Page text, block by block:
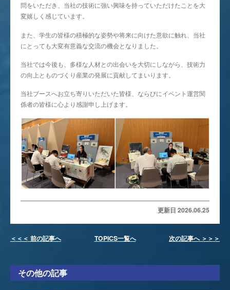
問をいただき、当社の技術に強い興味を持っていただけたことを大
変嬉しく感じています。
また、学生の皆様の積極的な姿勢や将来に向けた意欲に触れ、当社
にとっても大変有意義な交流の機会となりました。
当社では今後も、多様な人材との出会いを大切にしながら、技術力
の向上とものづくり産業の発展に貢献してまいります。
当社ブースへお立ち寄りいただいた皆様、ならびにイベント運営関
係者の皆様に心より感謝申し上げます。
更新日 2026.06.25
＜＜＜ 前の記事へ TOPICS一覧へ 次の記事へ ＞＞＞
その他の記事